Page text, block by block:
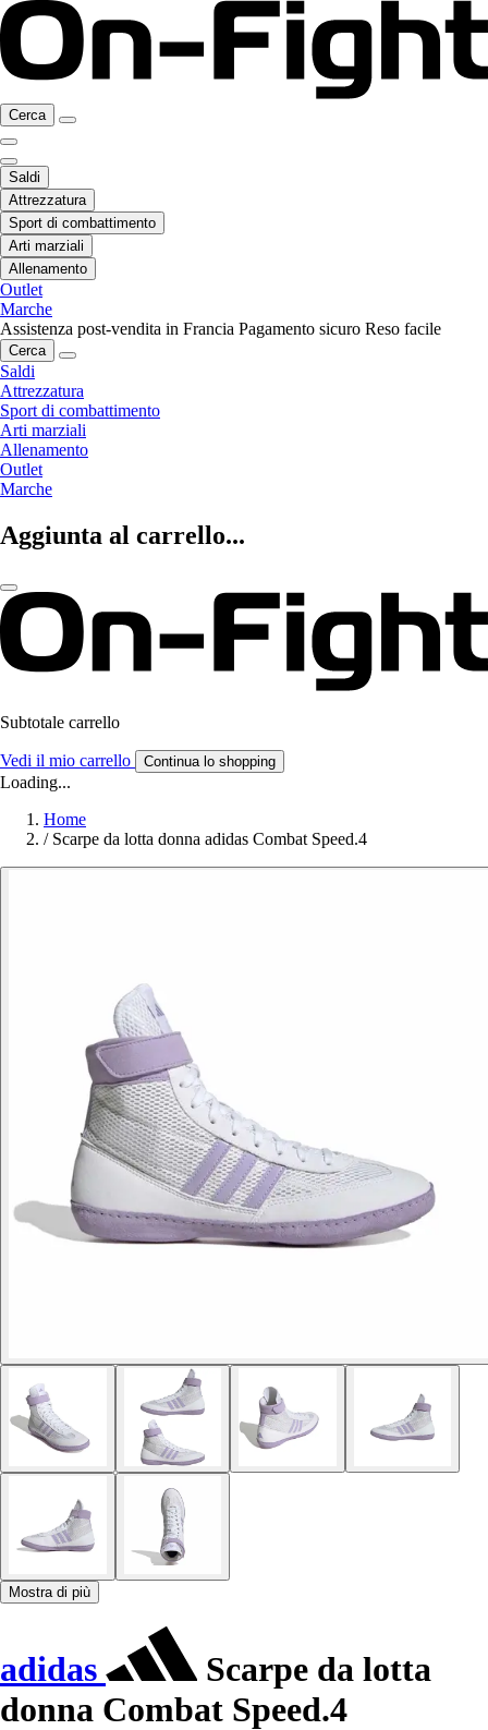
Cerca
Saldi
Attrezzatura
Sport di combattimento
Arti marziali
Allenamento
Outlet
Marche
Assistenza post-vendita in Francia Pagamento sicuro Reso facile
Cerca
Saldi
Attrezzatura
Sport di combattimento
Arti marziali
Allenamento
Outlet
Marche
Aggiunta al carrello...
Subtotale carrello
Vedi il mio carrello Continua lo shopping
Loading...
Home
/ Scarpe da lotta donna adidas Combat Speed.4
Mostra di più
adidas
Scarpe da lotta
donna Combat Speed.4